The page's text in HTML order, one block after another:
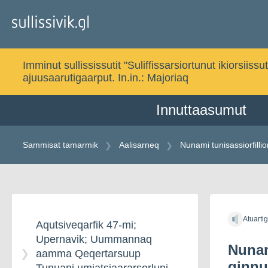
Imminut sullississutit "Suliffissarsiortunut
ajuusaarutigaarput. In.in.: Majoriaq
Innuttaasumut
Sammisat tamarmik Aalisarneq Nunami
indholdetAqutsiveqarfik 47-mi;
Upernavik; Uummannaq
aamma Qeqertarsuup